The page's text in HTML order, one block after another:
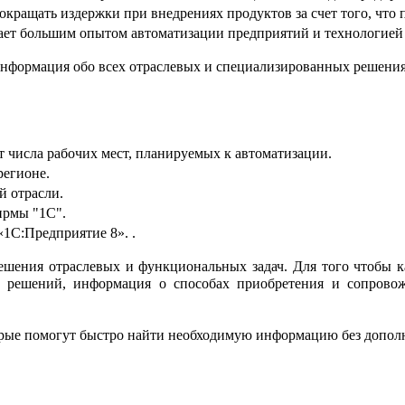
издержки при внедрениях продуктов за счет того, что
большим опытом автоматизации предприятий и
обо всех отраслевых и специализированных
числа рабочих мест, планируемых к автоматизации.
отрасли.
"1С".
8». .
отраслевых и функциональных задач. Для того чтобы
решений, информация о способах приобретения и
помогут быстро найти необходимую информацию без